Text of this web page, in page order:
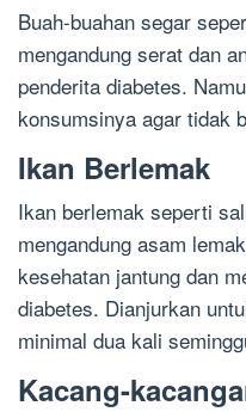
Buah-buahan segar
mengandung serat dan
penderita diabetes.
konsumsinya agar tidak
Ikan Berlemak
Ikan berlemak seperti
mengandung asam
kesehatan jantung dan
diabetes. Dianjurkan
minimal dua kali
Kacang-